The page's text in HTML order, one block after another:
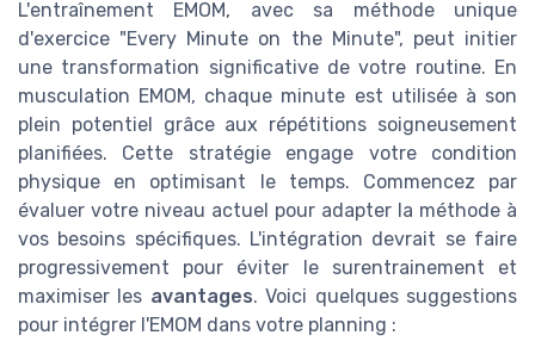
L'entraînement EMOM, avec sa méthode unique
d'exercice "Every Minute on the Minute", peut initier
une transformation significative de votre routine. En
musculation EMOM, chaque minute est utilisée à son
plein potentiel grâce aux répétitions soigneusement
planifiées. Cette stratégie engage votre condition
physique en optimisant le temps. Commencez par
évaluer votre niveau actuel pour adapter la méthode à
vos besoins spécifiques. L'intégration devrait se faire
progressivement pour éviter le surentrainement et
maximiser les avantages. Voici quelques suggestions
pour intégrer l'EMOM dans votre planning :